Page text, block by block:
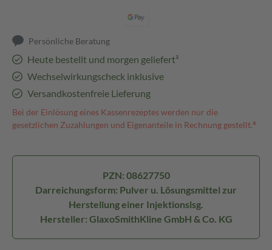
Persönliche Beratung
Heute bestellt und morgen geliefert³
Wechselwirkungscheck inklusive
Versandkostenfreie Lieferung
Bei der Einlösung eines Kassenrezeptes werden nur die
gesetzlichen Zuzahlungen und Eigenanteile in Rechnung gestellt.⁴
PZN: 08627750
Darreichungsform: Pulver u. Lösungsmittel zur
Herstellung einer Injektionslsg.
Hersteller: GlaxoSmithKline GmbH & Co. KG